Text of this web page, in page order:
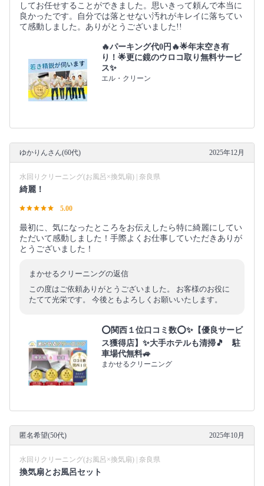
してお任せすることができました。思いきって頼んで本当に
良かったです。自分では落とせない汚れがキレイに落ちてい
て感動しました。ありがとうございました!!
🔥パーキング代0円🔥🌟年末空き有
り！🌟更に鏡のウロコ取り無料サービ
ス✨
エル・クリーン
ゆかりんさん(60代) 2025年12月
水回りクリーニング(お風呂×換気扇) | 奈良県
綺麗！
5.00
最初に、気になったところをお伝えしたら特に綺麗にしてい
ただいて感動しました！手際よくお仕事していただきありが
とうございました！
まかせるクリーニングの返信
この度はご依頼ありがとうございました。 お客様のお役に
たてて光栄です。 今後ともよろしくお願いいたします。
⭕関西１位口コミ数⭕✨【優良サービ
ス獲得店】✨大手ホテルも清掃🎵 駐
車場代無料🚙
まかせるクリーニング
匿名希望(50代) 2025年10月
水回りクリーニング(お風呂×換気扇) | 奈良県
換気扇とお風呂セット